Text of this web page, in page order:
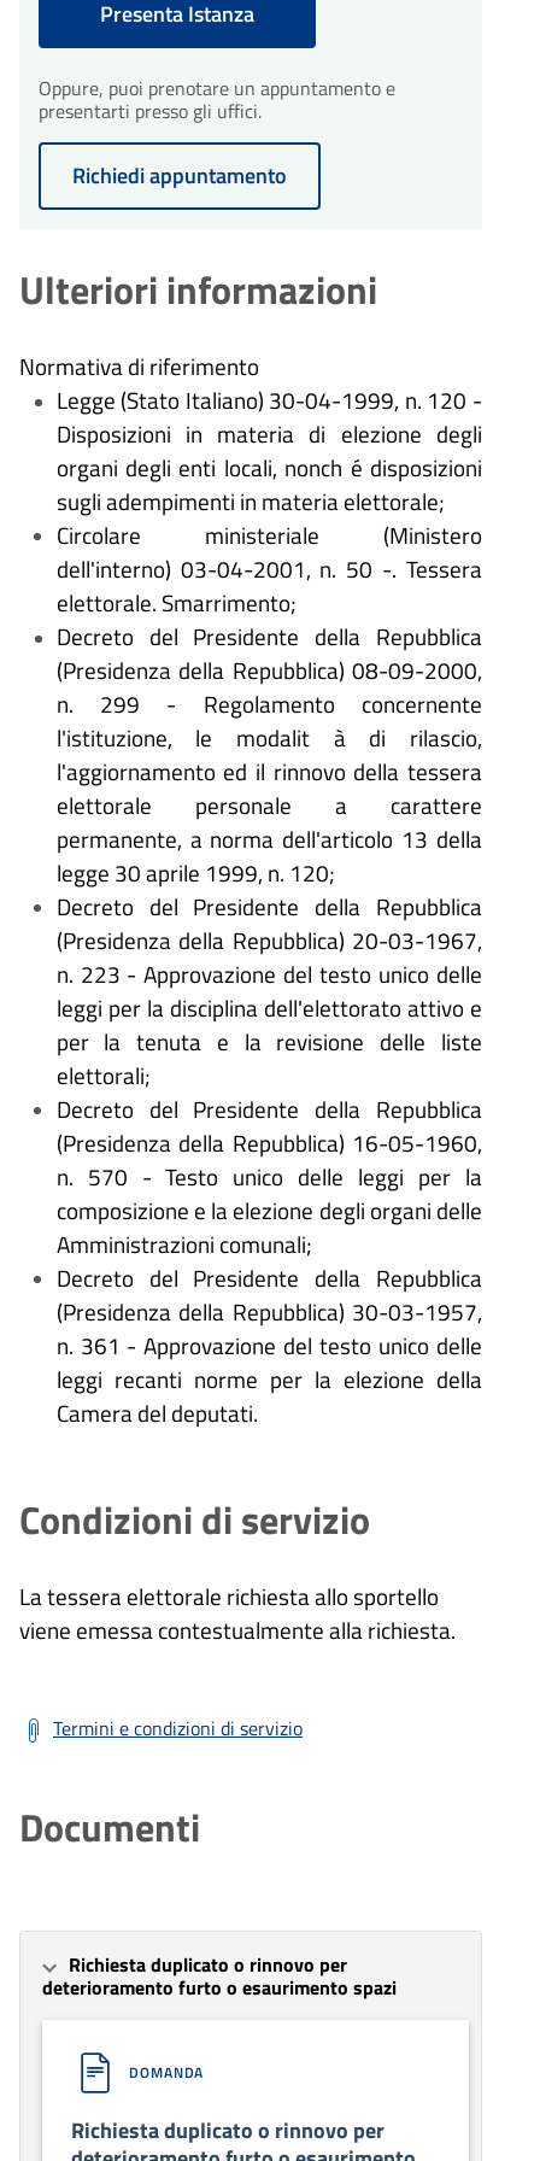
30
giorni
Conclusione del
procedimento
Il procedimento amministrativo
sarà concluso entro un massimo
di 30 giorni dalla presentazione
dell'istanza.
dall'avvio del procedimento.
30 Conclusione del
procedimento
Il procedimento amministrativo
sarà concluso entro un massimo
Presenta Istanza
Oppure, puoi prenotare un appuntamento e
presentarti presso gli uffici.
Richiedi appuntamento
Ulteriori informazioni
Normativa di riferimento
Legge (Stato Italiano) 30-04-1999, n. 120 -
Disposizioni in materia di elezione degli
organi degli enti locali, nonch é disposizioni
sugli adempimenti in materia elettorale;
Circolare ministeriale (Ministero
dell'interno) 03-04-2001, n. 50 -. Tessera
elettorale. Smarrimento;
Decreto del Presidente della Repubblica
(Presidenza della Repubblica) 08-09-2000,
n. 299 - Regolamento concernente
l'istituzione, le modalit
à
di rilascio,
l'aggiornamento ed il rinnovo della tessera
elettorale personale a carattere
permanente, a norma dell'articolo 13 della
legge 30 aprile 1999, n. 120;
Decreto del Presidente della Repubblica
(Presidenza della Repubblica) 20-03-1967,
n. 223 - Approvazione del testo unico delle
leggi per la disciplina dell'elettorato attivo e
per la tenuta e la revisione delle liste
elettorali;
Decreto del Presidente della Repubblica
(Presidenza della Repubblica) 16-05-1960,
n. 570 - Testo unico delle leggi per la
composizione e la elezione degli organi delle
Amministrazioni comunali;
Decreto del Presidente della Repubblica
(Presidenza della Repubblica) 30-03-1957,
n. 361 - Approvazione del testo unico delle
leggi recanti norme per la elezione della
Camera del deputati.
Condizioni di servizio
La tessera elettorale richiesta allo sportello
viene emessa contestualmente alla richiesta.
Termini e condizioni di servizio
Documenti
Richiesta duplicato o rinnovo per
deterioramento furto o esaurimento spazi
DOMANDA
Richiesta duplicato o rinnovo per